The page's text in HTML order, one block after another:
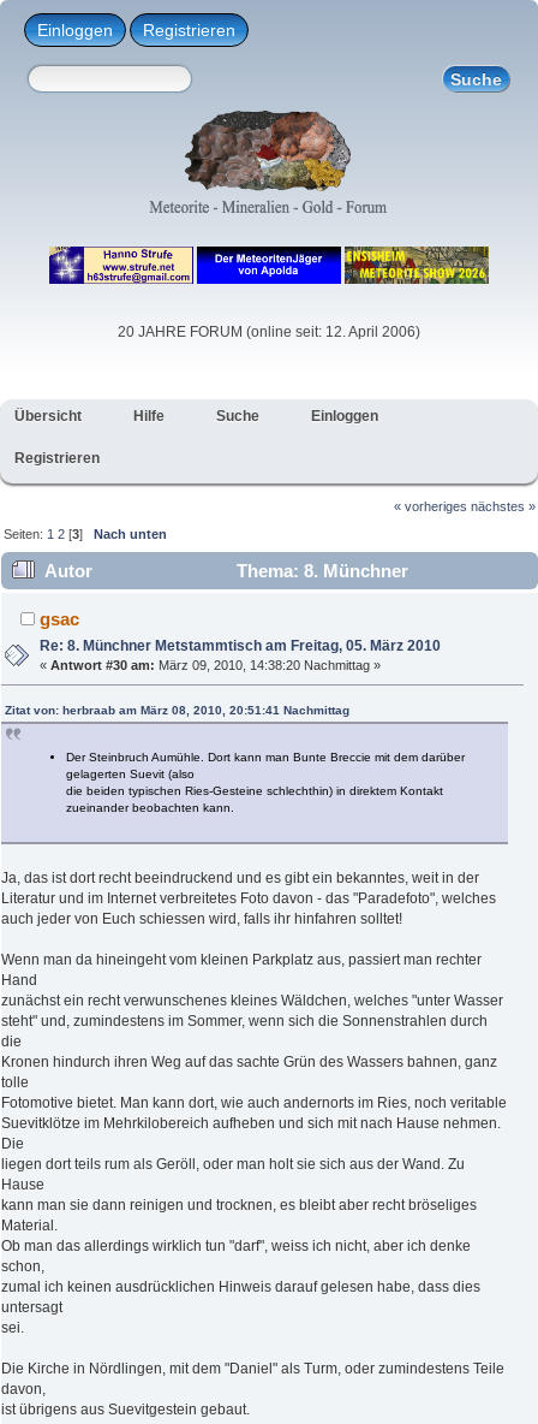
Einloggen Registrieren
20 JAHRE FORUM (online seit: 12. April 2006)
Übersicht Hilfe Suche Einloggen
Registrieren
« vorheriges nächstes »
Seiten: 1 2 [3]Nach unten
Autor
Thema: 8. Münchner
Metstammtisch am Freitag, 05. März 2010 (Gelesen 15287
mal)
gsac
Re: 8. Münchner Metstammtisch am Freitag, 05. März 2010
«Antwort #30 am: März 09, 2010, 14:38:20 Nachmittag »
Zitat von: herbraab am März 08, 2010, 20:51:41 Nachmittag
Der Steinbruch Aumühle. Dort kann man Bunte Breccie mit dem darüber
gelagerten Suevit (also
die beiden typischen Ries-Gesteine schlechthin) in direktem Kontakt
zueinander beobachten kann.
Ja, das ist dort recht beeindruckend und es gibt ein bekanntes, weit in der
Literatur und im Internet verbreitetes Foto davon - das "Paradefoto", welches
auch jeder von Euch schiessen wird, falls ihr hinfahren solltet!
Wenn man da hineingeht vom kleinen Parkplatz aus, passiert man rechter
Hand
zunächst ein recht verwunschenes kleines Wäldchen, welches "unter Wasser
steht" und, zumindestens im Sommer, wenn sich die Sonnenstrahlen durch
die
Kronen hindurch ihren Weg auf das sachte Grün des Wassers bahnen, ganz
tolle
Fotomotive bietet. Man kann dort, wie auch andernorts im Ries, noch veritable
Suevitklötze im Mehrkilobereich aufheben und sich mit nach Hause nehmen.
Die
liegen dort teils rum als Geröll, oder man holt sie sich aus der Wand. Zu
Hause
kann man sie dann reinigen und trocknen, es bleibt aber recht bröseliges
Material.
Ob man das allerdings wirklich tun "darf", weiss ich nicht, aber ich denke
schon,
zumal ich keinen ausdrücklichen Hinweis darauf gelesen habe, dass dies
untersagt
sei.
Die Kirche in Nördlingen, mit dem "Daniel" als Turm, oder zumindestens Teile
davon,
ist übrigens aus Suevitgestein gebaut.